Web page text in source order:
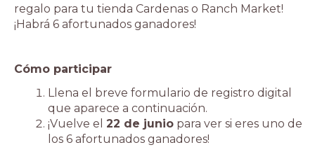
regalo para tu tienda Cardenas o Ranch Market!
¡Habrá 6 afortunados ganadores!
Cómo participar
Llena el breve formulario de registro digital
que aparece a continuación.
¡Vuelve el 22 de junio para ver si eres uno de
los 6 afortunados ganadores!